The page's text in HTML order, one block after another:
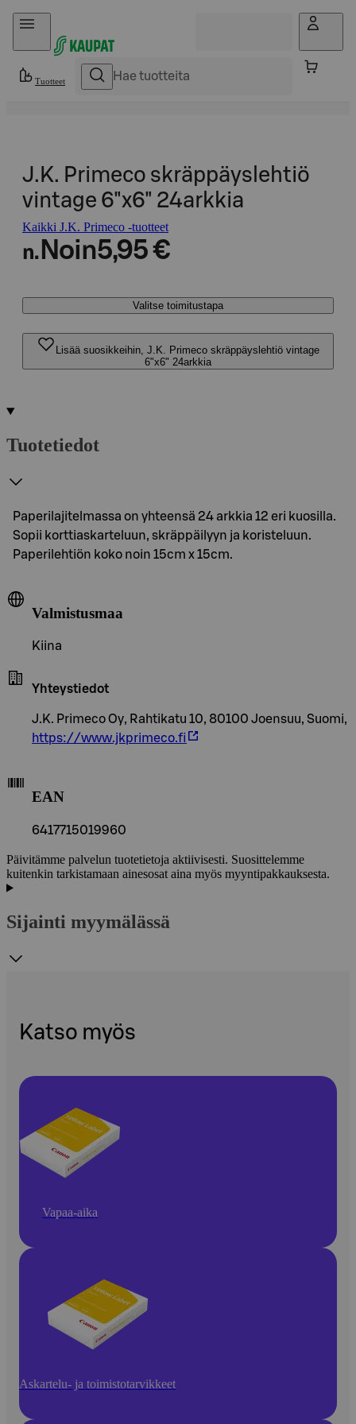
Hyppää sisältöön
Tuotteet
J.K. Primeco skräppäyslehtiö
vintage 6"x6" 24arkkia
Kaikki J.K. Primeco -tuotteet
n. Noin5,95 €
Valitse toimitustapa
Lisää suosikkeihin, J.K. Primeco skräppäyslehtiö vintage
6"x6" 24arkkia
Tuotetiedot
Paperilajitelmassa on yhteensä 24 arkkia 12 eri kuosilla.
Sopii korttiaskarteluun, skräppäilyyn ja koristeluun.
Paperilehtiön koko noin 15cm x 15cm.
Valmistusmaa
Kiina
Yhteystiedot
J.K. Primeco Oy, Rahtikatu 10, 80100 Joensuu, Suomi,
https://www.jkprimeco.fi
EAN
6417715019960
Päivitämme palvelun tuotetietoja aktiivisesti. Suosittelemme
kuitenkin tarkistamaan ainesosat aina myös myyntipakkauksesta.
Sijainti myymälässä
Katso myös
Vapaa-aika
Askartelu- ja toimistotarvikkeet